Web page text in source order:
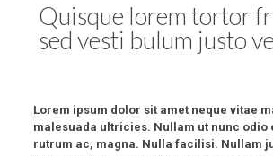
Quisque lorem tortor
sed vesti bulum justo
Lorem ipsum dolor sit amet neque vitae
malesuada ultricies. Nullam ut nunc odio
rutrum ac, magna. Nulla facilisi. Nullam